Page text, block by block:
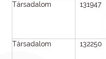
Társadalom 131947
Társadalom 132250